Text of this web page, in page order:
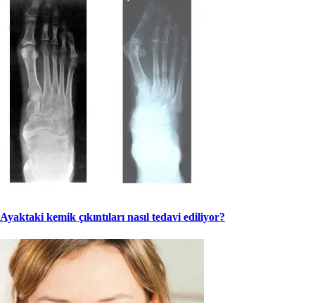
Ayaktaki kemik çıkıntıları nasıl tedavi ediliyor?